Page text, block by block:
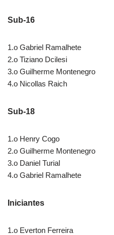
Sub-16
1.o Gabriel Ramalhete
2.o Tiziano Dcilesi
3.o Guilherme Montenegro
4.o Nicollas Raich
Sub-18
1.o Henry Cogo
2.o Guilherme Montenegro
3.o Daniel Turial
4.o Gabriel Ramalhete
Iniciantes
1.o Everton Ferreira